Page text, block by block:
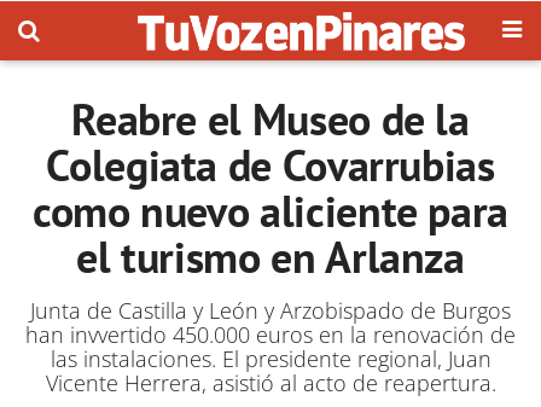
Reabre el Museo de la
Colegiata de Covarrubias
como nuevo aliciente para
el turismo en Arlanza
Junta de Castilla y León y Arzobispado de Burgos
han invvertido 450.000 euros en la renovación de
las instalaciones. El presidente regional, Juan
Vicente Herrera, asistió al acto de reapertura.